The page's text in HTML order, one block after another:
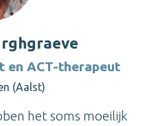
en ACT-therapeut
(Aalst)
het soms moeilijk